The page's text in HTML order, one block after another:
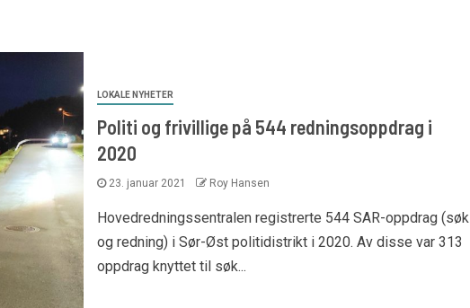
LOKALE NYHETER
Politi og frivillige på 544 redningsoppdrag i
2020
23. januar 2021 Roy Hansen
Hovedredningssentralen registrerte 544 SAR-oppdrag (søk
og redning) i Sør-Øst politidistrikt i 2020. Av disse var 313
oppdrag knyttet til søk...